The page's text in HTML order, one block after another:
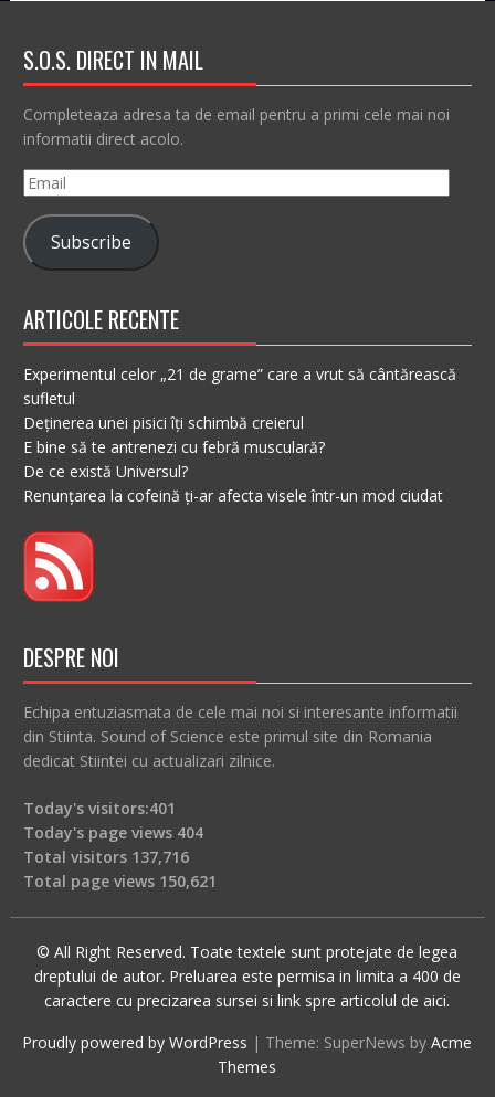
S.O.S. DIRECT IN MAIL
Completeaza adresa ta de email pentru a primi cele mai noi
informatii direct acolo.
Email
Subscribe
ARTICOLE RECENTE
Experimentul celor „21 de grame” care a vrut să cântărească
sufletul
Deținerea unei pisici îți schimbă creierul
E bine să te antrenezi cu febră musculară?
De ce există Universul?
Renunțarea la cofeină ți-ar afecta visele într-un mod ciudat
DESPRE NOI
Echipa entuziasmata de cele mai noi si interesante informatii
din Stiinta. Sound of Science este primul site din Romania
dedicat Stiintei cu actualizari zilnice.
Today's visitors:401
Today's page views 404
Total visitors 137,716
Total page views 150,621
© All Right Reserved. Toate textele sunt protejate de legea
dreptului de autor. Preluarea este permisa in limita a 400 de
caractere cu precizarea sursei si link spre articolul de aici.
Proudly powered by WordPress | Theme: SuperNews byAcme
Themes